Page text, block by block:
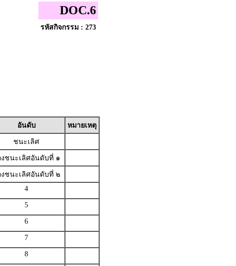
DOC.6
รหัสกิจกรรม : 273
อันดับ
หมายเหตุ
ชนะเลิศ
งชนะเลิศอันดับที่ ๑
งชนะเลิศอันดับที่ ๒
4
5
6
7
8